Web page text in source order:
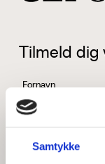
Samtykke
Tilmeld dig
Fornavn
Efternavn